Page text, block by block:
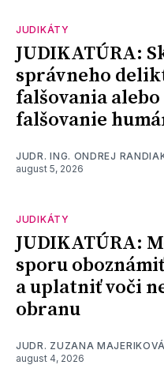
JUDIKÁTY
JUDIKATÚRA:
správneho
falšovania
falšovanie
JUDR. ING. ONDREJ
august 5, 2026
JUDIKÁTY
JUDIKATÚRA:
sporu
a uplatniť voči
obranu
JUDR. ZUZANA MAJERIKOVÁ
august 4, 2026